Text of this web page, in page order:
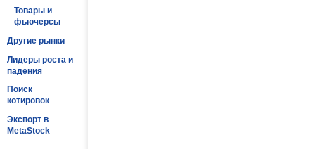
Товары и
фьючерсы
Другие рынки
Лидеры роста и
падения
Поиск
котировок
Экспорт в
MetaStock